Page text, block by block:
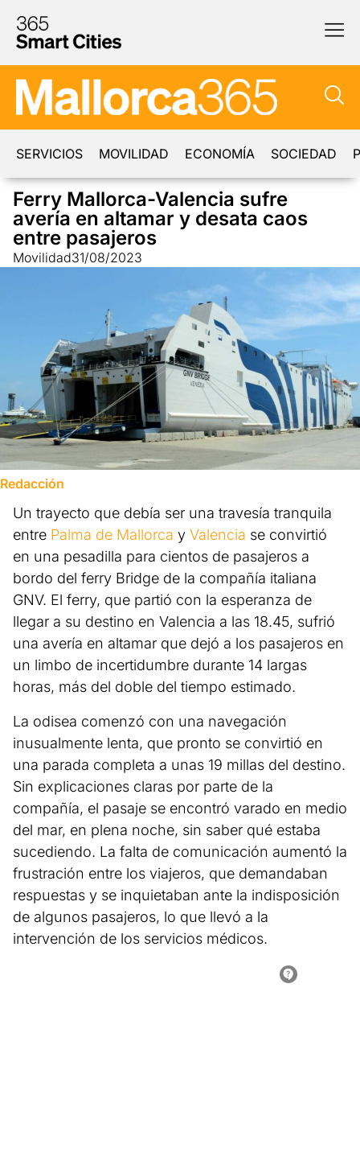
SERVICIOS MOVILIDAD ECONOMÍA SOCIEDAD
Ferry Mallorca-Valencia sufre
avería en altamar y desata caos
entre pasajeros
Movilidad31/08/2023
Redacción
Un trayecto que debía ser una travesía tranquila
entre Palma de Mallorca y Valencia se convirtió
en una pesadilla para cientos de pasajeros a
bordo del ferry Bridge de la compañía italiana
GNV. El ferry, que partió con la esperanza de
llegar a su destino en Valencia a las 18.45, sufrió
una avería en altamar que dejó a los pasajeros en
un limbo de incertidumbre durante 14 largas
horas, más del doble del tiempo estimado.
La odisea comenzó con una navegación
inusualmente lenta, que pronto se convirtió en
una parada completa a unas 19 millas del destino.
Sin explicaciones claras por parte de la
compañía, el pasaje se encontró varado en medio
del mar, en plena noche, sin saber qué estaba
sucediendo. La falta de comunicación aumentó la
frustración entre los viajeros, que demandaban
respuestas y se inquietaban ante la indisposición
de algunos pasajeros, lo que llevó a la
intervención de los servicios médicos.